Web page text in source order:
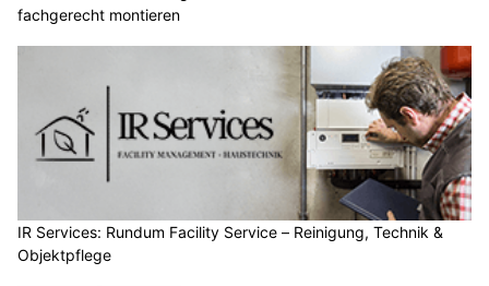
fachgerecht montieren
IR Services: Rundum Facility Service – Reinigung, Technik &
Objektpflege